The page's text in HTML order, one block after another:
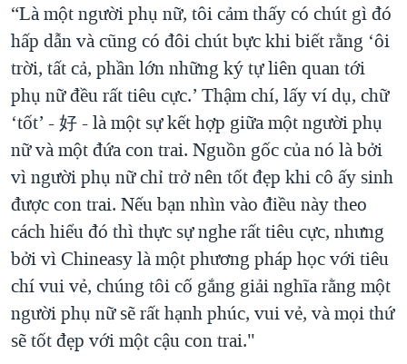
“Là một người phụ nữ, tôi cảm thấy có chút gì đó
hấp dẫn và cũng có đôi chút bực khi biết rằng ‘ôi
trời, tất cả, phần lớn những ký tự liên quan tới
phụ nữ đều rất tiêu cực.’ Thậm chí, lấy ví dụ, chữ
‘tốt’ - 好 - là một sự kết hợp giữa một người phụ
nữ và một đứa con trai. Nguồn gốc của nó là bởi
vì người phụ nữ chỉ trở nên tốt đẹp khi cô ấy sinh
được con trai. Nếu bạn nhìn vào điều này theo
cách hiểu đó thì thực sự nghe rất tiêu cực, nhưng
bởi vì Chineasy là một phương pháp học với tiêu
chí vui vẻ, chúng tôi cố gắng giải nghĩa rằng một
người phụ nữ sẽ rất hạnh phúc, vui vẻ, và mọi thứ
sẽ tốt đẹp với một cậu con trai."